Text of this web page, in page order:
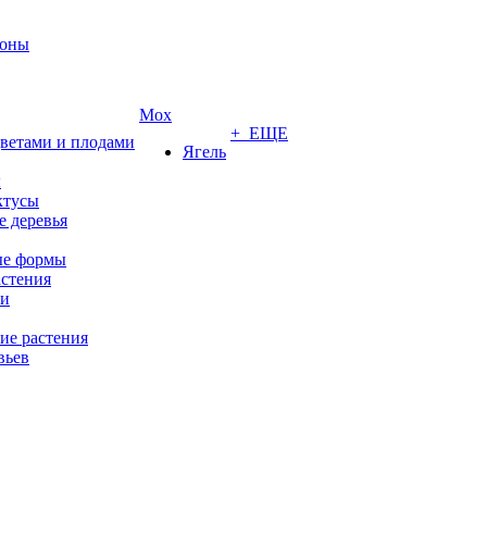
и плодами
деревья
формы
растения
Мох
Ягель
+ ЕЩЕ